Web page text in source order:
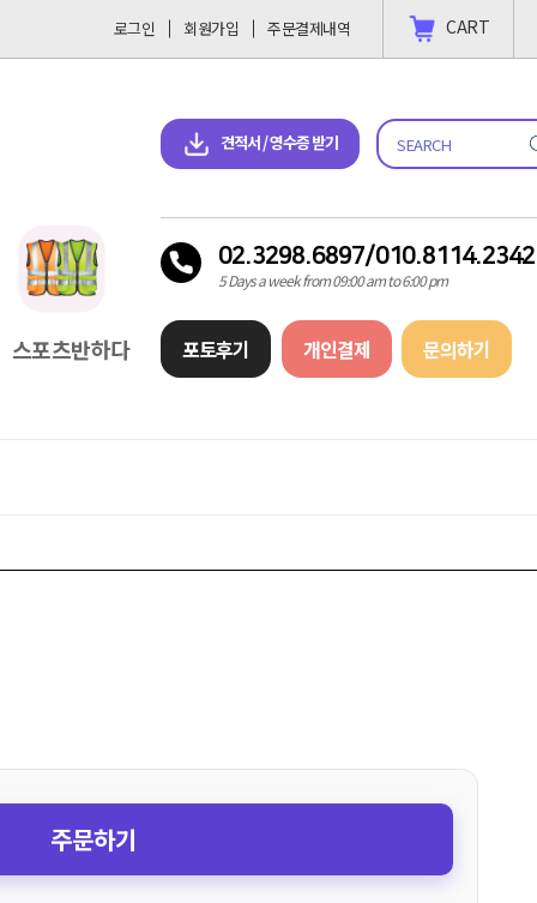
CART
로그인 회원가입 주문결제내역
견적서 / 영수증 받기
02.3298.6897/010.8114.2342
5 Days a week from 09:00 am to 6:00 pm
포토후기 개인결제 문의하기
하고싶을땐? 견적서 & 영수증 다운로드
스포츠반하다
주문하기